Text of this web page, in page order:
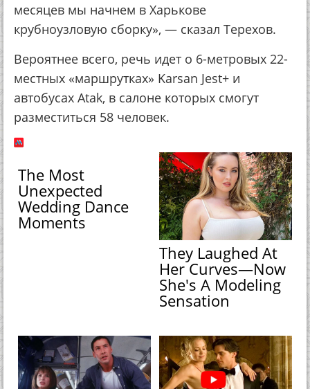
месяцев мы начнем в Харькове
крубноузловую сборку», — сказал Терехов.
Вероятнее всего, речь идет о 6-метровых 22-
местных «маршрутках» Karsan Jest+ и
автобусах Atak, в салоне которых смогут
разместиться 58 человек.
The Most
Unexpected
Wedding Dance
Moments
They Laughed At
Her Curves—Now
She's A Modeling
Sensation